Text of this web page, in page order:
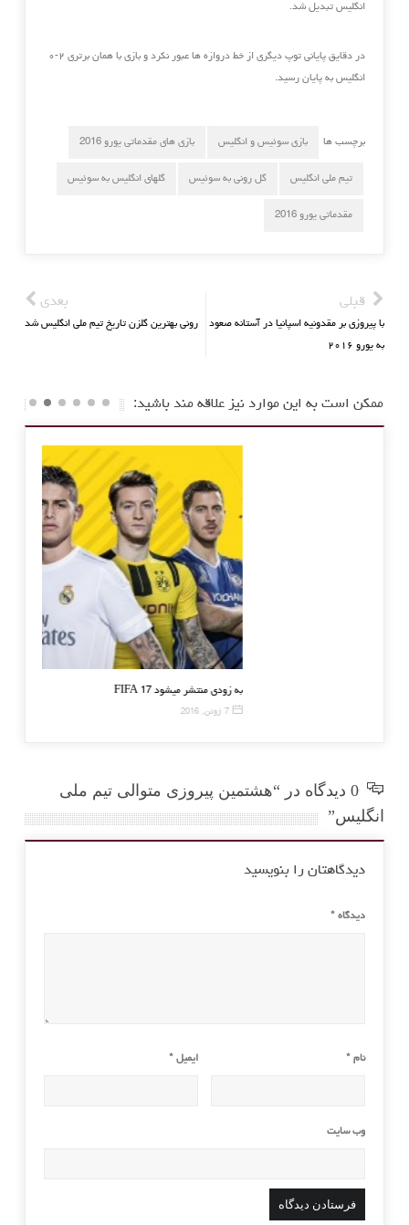
انگلیس تبدیل شد.‏
در دقایق پایانی توپ دیگری از خط دروازه ها عبور نکرد و بازی با همان برتری ۲-۰
انگلیس به پایان رسید.‏
برچسب ها بازی سوئیس و انگلیس بازی های مقدماتی یورو 2016
تیم ملی انگلیس گل رونی به سوئیس گلهای انگلیس به سوئیس
مقدماتی یورو 2016
قبلی
با پیروزی بر مقدونیه اسپانیا در آستانه صعود
به یورو ۲۰۱۶
بعدی
رونی بهترین گلزن تاریخ تیم ملی انگلیس شد
ممکن است به این موارد نیز علاقه مند باشید:
0 دیدگاه در “هشتمین پیروزی متوالی تیم ملی
انگلیس”
دیدگاهتان را بنویسید
دیدگاه *
نام * ایمیل*
وب‌ سایت